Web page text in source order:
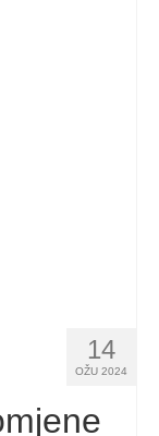
14
OŽU 2024